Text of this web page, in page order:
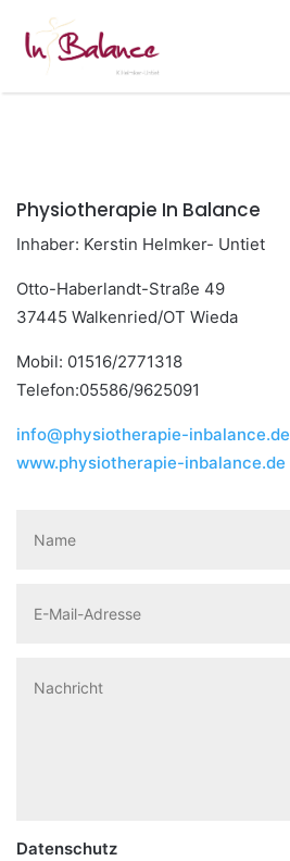
Physiotherapie In Balance
Inhaber: Kerstin Helmker- Untiet
Otto-Haberlandt-Straße 49
37445 Walkenried/OT Wieda
Mobil: 01516/2771318
Telefon:05586/9625091
info@physiotherapie-inbalance.de
www.physiotherapie-inbalance.de
Datenschutz